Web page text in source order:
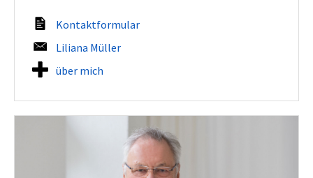
Kontaktformular
Liliana Müller
über mich